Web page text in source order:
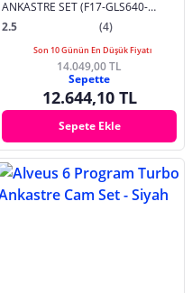
ANKASTRE SET (F17-GLS640-
MFA627)
2.5 (4)
Son 10 Günün En Düşük Fiyatı
14.049,00 TL
Sepette
12.644,10 TL
Sepete Ekle